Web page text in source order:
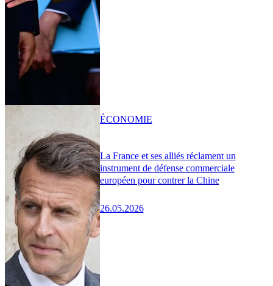
La France et ses alliés réclament un
instrument de défense commerciale
européen pour contrer la Chine
26.05.2026
ÉCONOMIE